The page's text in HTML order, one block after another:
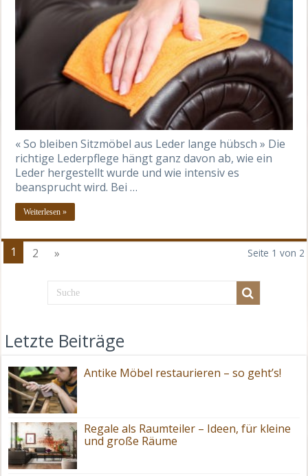
« So bleiben Sitzmöbel aus Leder lange hübsch » Die
richtige Lederpflege hängt ganz davon ab, wie ein
Leder hergestellt wurde und wie intensiv es
beansprucht wird. Bei …
Weiterlesen »
Seite 1 von 2
1 2 »
Letzte Beiträge
Antike Möbel restaurieren – so geht’s!
Regale als Raumteiler – Ideen, für kleine
und große Räume